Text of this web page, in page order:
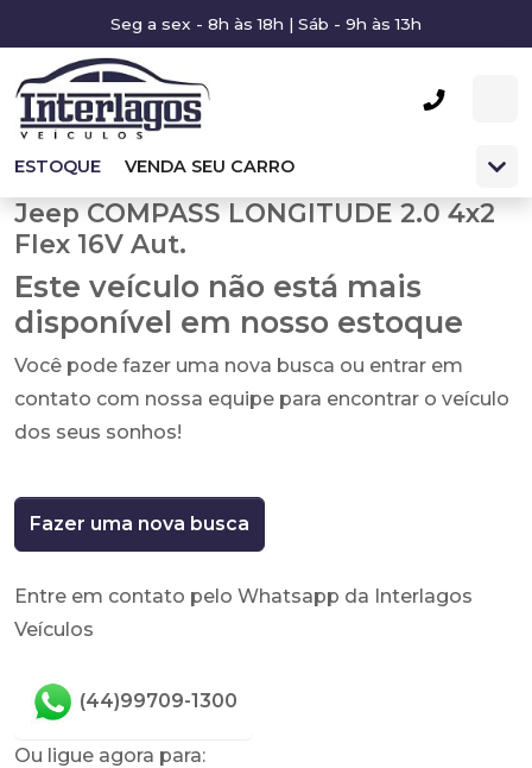
Seg a sex - 8h às 18h | Sáb - 9h às 13h
ESTOQUE VENDA SEU CARRO
Jeep COMPASS LONGITUDE 2.0 4x2
Flex 16V Aut.
Este veículo não está mais
disponível em nosso estoque
Você pode fazer uma nova busca ou entrar em
contato com nossa equipe para encontrar o veículo
dos seus sonhos!
Fazer uma nova busca
Entre em contato pelo Whatsapp da Interlagos
Veículos
(44)99709-1300
Ou ligue agora para: